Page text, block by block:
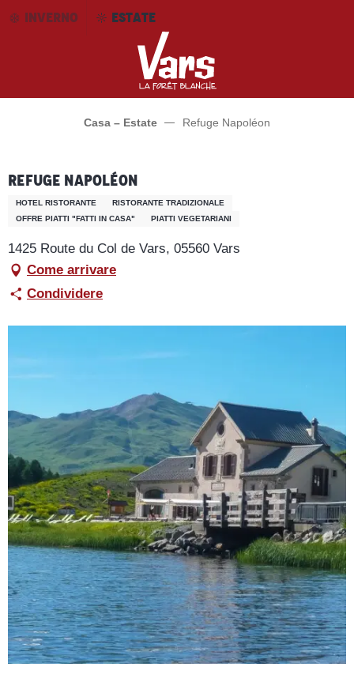
AllerINVERNO ESTATE
Casa – Estate Refuge Napoléon
Refuge Napoléon
HOTEL RISTORANTE
RISTORANTE TRADIZIONALE
OFFRE PIATTI "FATTI IN CASA"
PIATTI VEGETARIANI
1425 Route du Col de Vars, 05560 Vars
Come arrivare
Condividere